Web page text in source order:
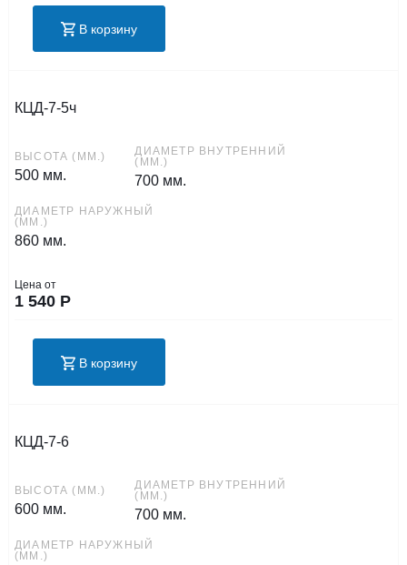
В корзину
КЦД-7-5ч
ВЫСОТА (ММ.)
500 мм.
ДИАМЕТР ВНУТРЕННИЙ
(ММ.)
700 мм.
ДИАМЕТР НАРУЖНЫЙ
(ММ.)
860 мм.
Цена от
1 540 Р
В корзину
КЦД-7-6
ВЫСОТА (ММ.)
600 мм.
ДИАМЕТР ВНУТРЕННИЙ
(ММ.)
700 мм.
ДИАМЕТР НАРУЖНЫЙ
(ММ.)